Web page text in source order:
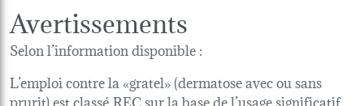
Avertissements
Selon l’information disponible :
L’emploi contre la «gratel» (dermatose avec ou sans
prurit) est classé REC sur la base de l’usage significatif